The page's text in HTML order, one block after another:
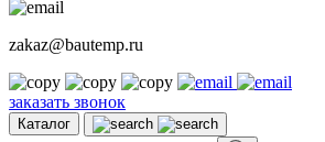
zakaz@bautemp.ru
заказать звонок
Каталог